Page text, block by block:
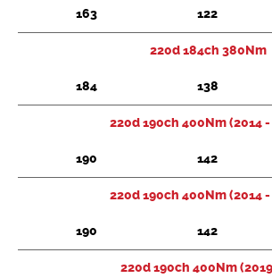
163 122
220d 184ch 380Nm
184 138
220d 190ch 400Nm (2014 -
190 142
220d 190ch 400Nm (2014 -
190 142
220d 190ch 400Nm (2019